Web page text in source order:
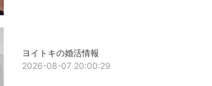
ヨイトキの婚活情報
2026-08-07 20:00:29